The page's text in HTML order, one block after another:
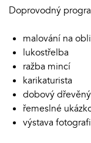
Doprovodný
malování na
lukostřelba
ražba mincí
karikaturista
dobový
řemeslné
výstava